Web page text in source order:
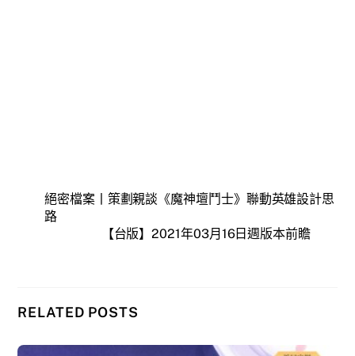
絕密檔案丨策劃親談《魔神壇鬥士》聯動英雄設計思
路
【台版】2021年03月16日週版本前瞻
RELATED POSTS